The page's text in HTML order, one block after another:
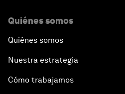
Quiénes somos
Quiénes somos
Nuestra estrategia
Cómo trabajamos